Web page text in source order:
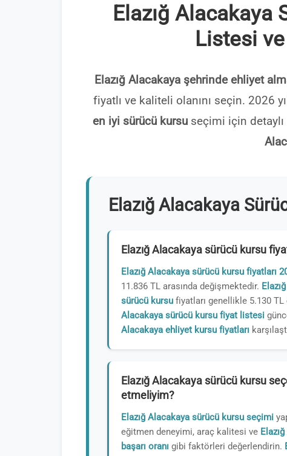
Elazığ Alacakaya
Listesi
Elazığ Alacakaya şehrinde ehliyet
fiyatlı ve kaliteli olanını seçin. 2026
en iyi sürücü kursu seçimi için
Elazığ Alacakaya
Elazığ Alacakaya sürücü kursu
Elazığ Alacakaya sürücü kursu fiyatları
11.836 TL arasında değişmektedir.
sürücü kursu fiyatları genellikle 5.130 TL
Alacakaya sürücü kursu fiyat listesi
Alacakaya ehliyet kursu fiyatları
Elazığ Alacakaya sürücü kursu
etmeliyim?
Elazığ Alacakaya sürücü kursu seçimi
eğitmen deneyimi, araç kalitesi ve
başarı oranı gibi faktörleri değerlendirin.